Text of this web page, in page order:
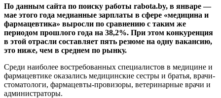
По данным сайта по поиску работы rabota.by, в январе —
мае этого года медианные зарплаты в сфере «медицина и
фармацевтика» выросли по сравнению с таким же
периодом прошлого года на 38,2%. При этом конкуренция
в этой отрасли составляет пять резюме на одну вакансию,
это ниже, чем в среднем по рынку.
Среди наиболее востребованных специалистов в медицине и
фармацевтике оказались медицинские сестры и братья, врачи-
стоматологи, фармацевты-провизоры, ветеринарные врачи и
администраторы.